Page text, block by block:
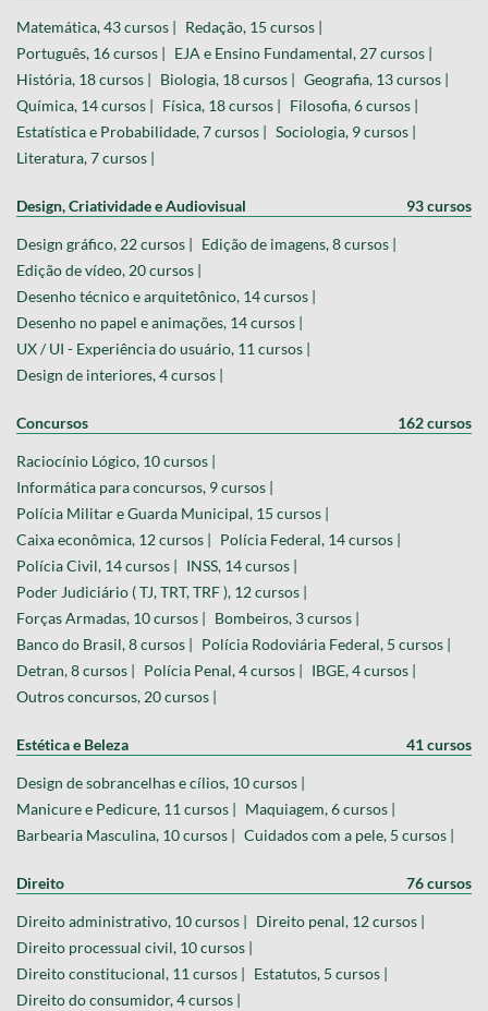
Matemática, 43 cursos | Redação, 15 cursos |
Português, 16 cursos | EJA e Ensino Fundamental, 27 cursos |
História, 18 cursos | Biologia, 18 cursos | Geografia, 13 cursos |
Química, 14 cursos | Física, 18 cursos | Filosofia, 6 cursos |
Estatística e Probabilidade, 7 cursos | Sociologia, 9 cursos |
Literatura, 7 cursos |
Design, Criatividade e Audiovisual 93 cursos
Design gráfico, 22 cursos | Edição de imagens, 8 cursos |
Edição de vídeo, 20 cursos |
Desenho técnico e arquitetônico, 14 cursos |
Desenho no papel e animações, 14 cursos |
UX / UI - Experiência do usuário, 11 cursos |
Design de interiores, 4 cursos |
Concursos 162 cursos
Raciocínio Lógico, 10 cursos |
Informática para concursos, 9 cursos |
Polícia Militar e Guarda Municipal, 15 cursos |
Caixa econômica, 12 cursos | Polícia Federal, 14 cursos |
Polícia Civil, 14 cursos | INSS, 14 cursos |
Poder Judiciário ( TJ, TRT, TRF ), 12 cursos |
Forças Armadas, 10 cursos | Bombeiros, 3 cursos |
Banco do Brasil, 8 cursos | Polícia Rodoviária Federal, 5 cursos |
Detran, 8 cursos | Polícia Penal, 4 cursos | IBGE, 4 cursos |
Outros concursos, 20 cursos |
Estética e Beleza 41 cursos
Design de sobrancelhas e cílios, 10 cursos |
Manicure e Pedicure, 11 cursos | Maquiagem, 6 cursos |
Barbearia Masculina, 10 cursos | Cuidados com a pele, 5 cursos |
Direito 76 cursos
Direito administrativo, 10 cursos | Direito penal, 12 cursos |
Direito processual civil, 10 cursos |
Direito constitucional, 11 cursos | Estatutos, 5 cursos |
Direito do consumidor, 4 cursos |